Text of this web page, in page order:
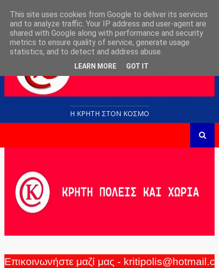
Η ΚΡΗΤΗ ΣΤΟN KOΣΜΟ
Επικοινωνήστε μαζί μας -
This site uses cookies from Google to deliver its services
and to analyze traffic. Your IP address and user-agent are
shared with Google along with performance and security
metrics to ensure quality of service, generate usage
statistics, and to detect and address abuse.
LEARN MORE GOT IT